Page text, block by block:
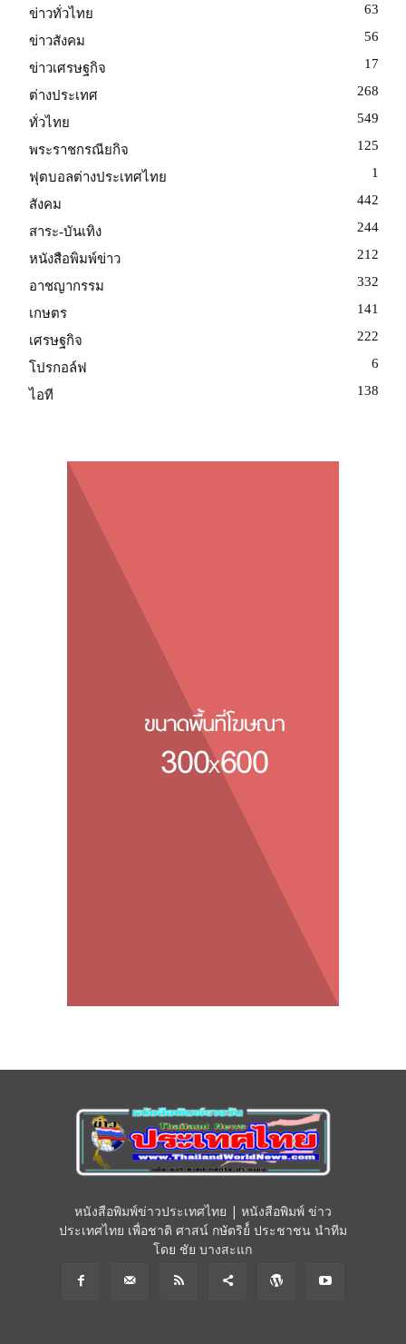
ข่าวทั่วไทย 63
ข่าวสังคม 56
ข่าวเศรษฐกิจ 17
ต่างประเทศ 268
ทั่วไทย 549
พระราชกรณียกิจ 125
ฟุตบอลต่างประเทศไทย 1
สังคม 442
สาระ-บันเทิง 244
หนังสือพิมพ์ข่าว 212
อาชญากรรม 332
เกษตร 141
เศรษฐกิจ 222
โปรกอล์ฟ 6
ไอที 138
หนังสือพิมพ์ข่าวประเทศไทย | หนังสือพิมพ์ ข่าว
ประเทศไทย เพื่อชาติ ศาสน์ กษัตริย์์ ประชาชน นำทีม
โดย ชัย บางสะแก